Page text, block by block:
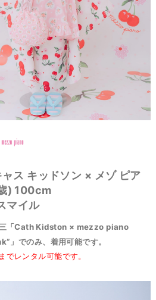
ス キッドソン × メゾ ピア
) 100cm
マイル
「Cath Kidston × mezzo piano
」でのみ、着用可能です。
レンタル可能です。